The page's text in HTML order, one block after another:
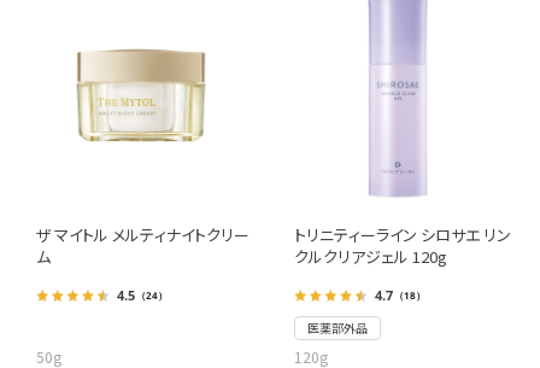
ザ マイトル メルティナイトクリー
ム
4.5 （24）
50g
トリニティーライン シロサエ リン
クルクリアジェル 120g
4.7 （18）
医薬部外品
120g